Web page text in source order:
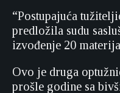
“Postupajuća
predložila sudu
izvođenje 20
Ovo je druga
prošle godine sa